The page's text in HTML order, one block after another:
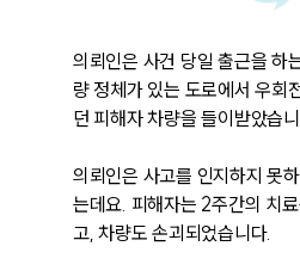
의뢰인은 사건 당일 출근을 하
량 정체가 있는 도로에서 우회
던 피해자 차량을 들이받았습
의뢰인은 사고를 인지하지 못
는데요. 피해자는 2주간의 치
고, 차량도 손괴되었습니다.